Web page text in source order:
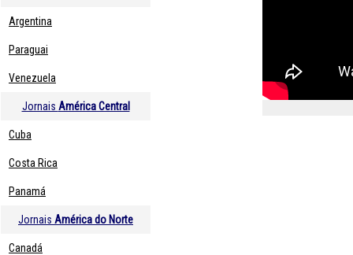
Argentina
Paraguai
Venezuela
Jornais América Central
Cuba
Costa Rica
Panamá
Jornais América do Norte
Canadá